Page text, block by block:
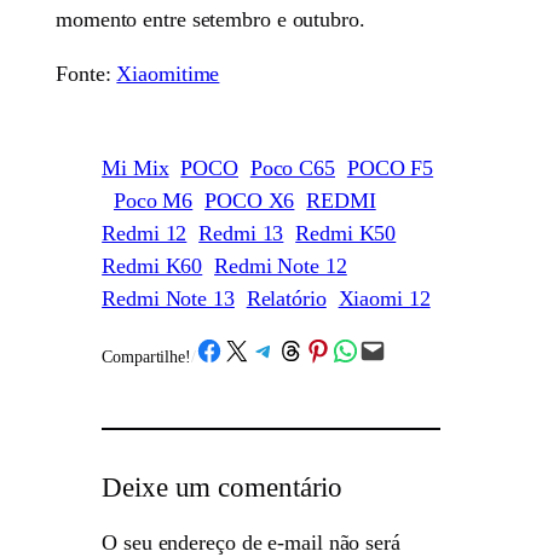
momento entre setembro e outubro.
Fonte: Xiaomitime
Mi Mix POCO Poco C65 POCO F5
Poco M6 POCO X6 REDMI
Redmi 12 Redmi 13 Redmi K50
Redmi K60 Redmi Note 12
Redmi Note 13 Relatório Xiaomi 12
Compartilhe! /Share on Facebook
Share on X Share on Telegram
Share on Threads
Share on Pinterest
Share on WhatsApp
Email this Page
Deixe um comentário
O seu endereço de e-mail não será